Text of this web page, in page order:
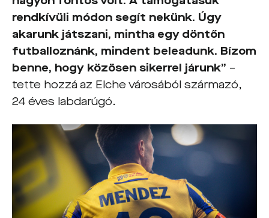
rendkívüli módon segít nekünk. Úgy
akarunk játszani, mintha egy döntőn
futballoznánk, mindent beleadunk. Bízom
benne, hogy közösen sikerrel járunk” –
tette hozzá az Elche városából származó,
24 éves labdarúgó.